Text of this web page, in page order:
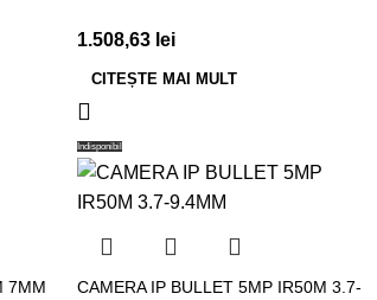
1.508,63 lei
CITEȘTE MAI MULT
7MM
Indisponibil
CAMERA IP BULLET 5MP IR50M 3.7-